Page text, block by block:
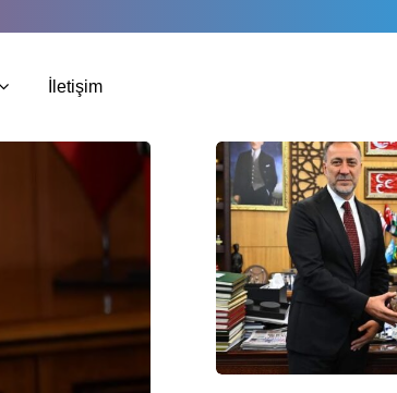
İletişim